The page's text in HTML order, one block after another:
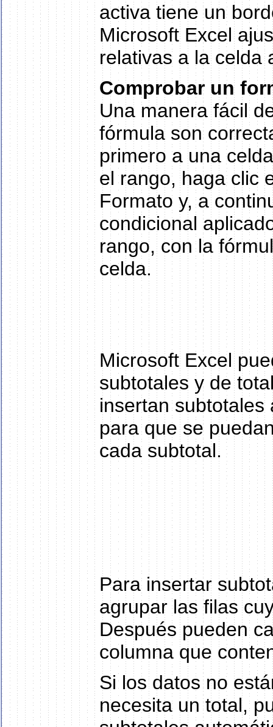
activa tiene un
Microsoft Excel
relativas a la celda
Comprobar un
Una manera fácil
fórmula son
primero a una
el rango, haga clic
Formato y, a
condicional
rango, con la
celda.
Microsoft Excel
subtotales y de
insertan subtotales
para que se
cada subtotal.
Para insertar
agrupar las filas
Después pueden
columna que
Si los datos no
necesita un total,